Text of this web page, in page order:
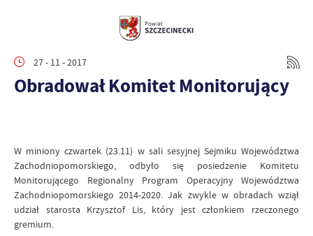
27 - 11 - 2017
Obradował Komitet Monitorujący
W miniony czwartek (23.11) w sali sesyjnej Sejmiku Województwa
Zachodniopomorskiego, odbyło się posiedzenie Komitetu
Monitorującego Regionalny Program Operacyjny Województwa
Zachodniopomorskiego 2014-2020. Jak zwykle w obradach wziął
udział starosta Krzysztof Lis, który jest członkiem rzeczonego
gremium.